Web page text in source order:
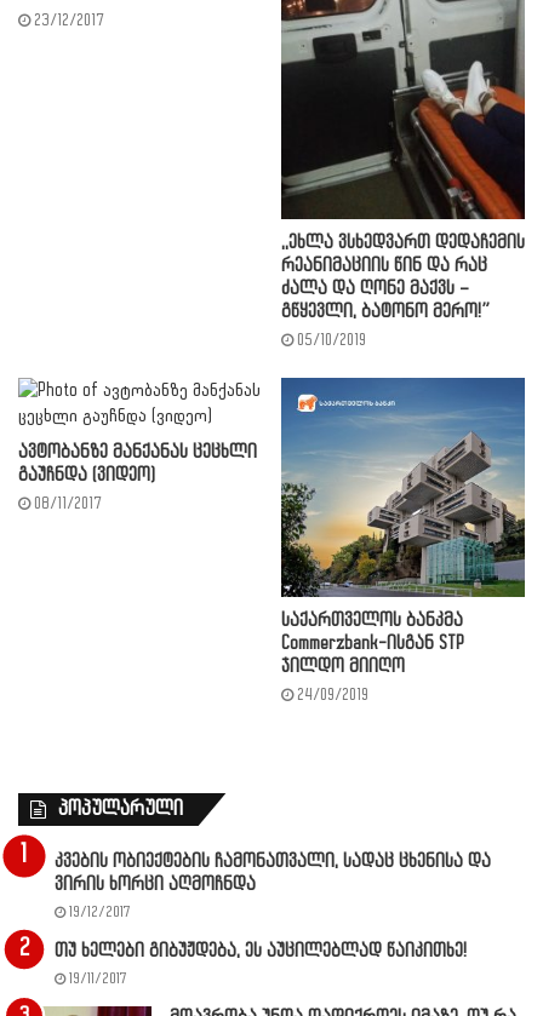
23/12/2017
,,ეხლა ვსხედვართ დედაჩემის
რეანიმაციის წინ და რაც
ძალა და ღონე მაქვს –
გწყევლი, ბატონო მერო!”
05/10/2019
ავტობანზე მანქანას ცეცხლი
გაუჩნდა (ვიდეო)
08/11/2017
საქართველოს ბანკმა
Commerzbank-ისგან STP
ჯილდო მიიღო
24/09/2019
პოპულარული
კვების ობიექტების ჩამონათვალი, სადაც ცხენისა და
ვირის ხორცი აღმოჩნდა
19/12/2017
თუ ხელები გიბუჟდება, ეს აუცილებლად წაიკითხე!
19/11/2017